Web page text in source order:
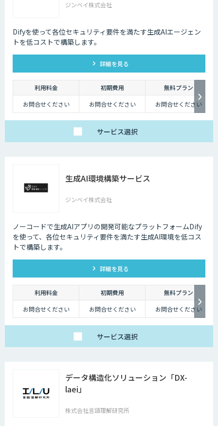
ジンベイ株式会社
Difyを使って各位セキュリティ要件を満たす生成AIエージェン
トを低コストで構築します。
詳細を見る
利用料金 初期費用
無料プラン
お問合せください
お問合せください お問合せください
サービス選択
生成AI環境構築サービス
ジンベイ株式会社
ノーコードで生成AIアプリの開発可能なプラットフォームDify
を使って、各位セキュリティ要件を満たす生成AI環境を低コス
トで構築します。
詳細を見る
利用料金 初期費用
無料プラン
お問合せください
お問合せください お問合せください
サービス選択
データ構造化ソリューション「DX-
laei」
株式会社言語理解研究所